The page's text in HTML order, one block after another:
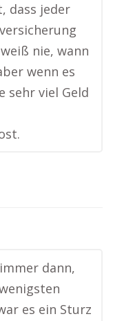
dass jeder
nie, wann
wenn es
sehr viel Geld
dann,
es ein Sturz